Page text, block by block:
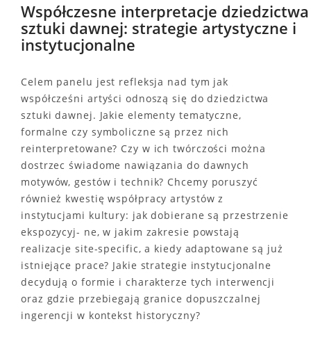
Współczesne interpretacje dziedzictwa
sztuki dawnej: strategie artystyczne i
instytucjonalne
Celem panelu jest refleksja nad tym jak
współcześni artyści odnoszą się do dziedzictwa
sztuki dawnej. Jakie elementy tematyczne,
formalne czy symboliczne są przez nich
reinterpretowane? Czy w ich twórczości można
dostrzec świadome nawiązania do dawnych
motywów, gestów i technik? Chcemy poruszyć
również kwestię współpracy artystów z
instytucjami kultury: jak dobierane są przestrzenie
ekspozycyj- ne, w jakim zakresie powstają
realizacje site-specific, a kiedy adaptowane są już
istniejące prace? Jakie strategie instytucjonalne
decydują o formie i charakterze tych interwencji
oraz gdzie przebiegają granice dopuszczalnej
ingerencji w kontekst historyczny?